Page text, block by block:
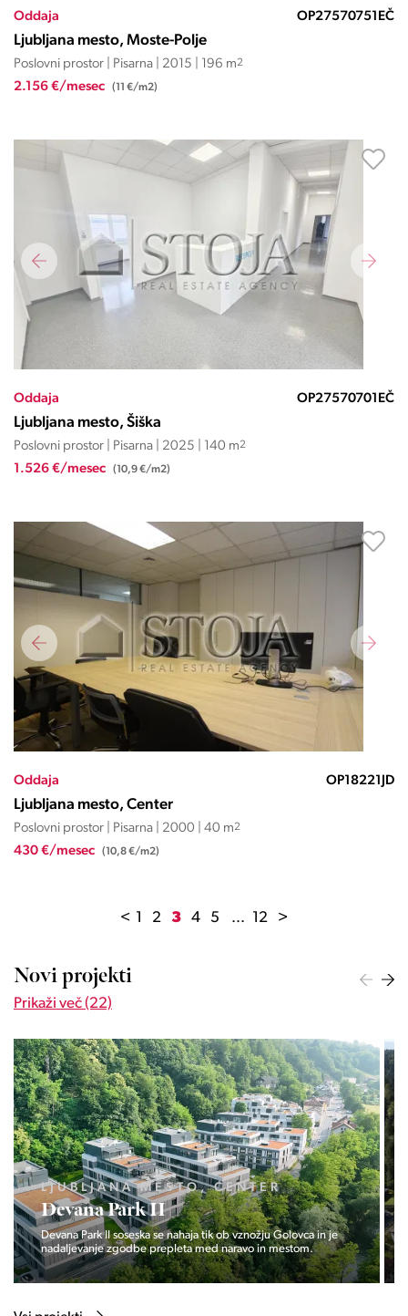
Oddaja OP27570751EČ
Ljubljana mesto, Moste-Polje
Poslovni prostor | Pisarna | 2015 | 196 m2
2.156 €/mesec (11 €/m2)
Oddaja OP27570701EČ
Ljubljana mesto, Šiška
Poslovni prostor | Pisarna | 2025 | 140 m2
1.526 €/mesec (10,9 €/m2)
Oddaja OP18221JD
Ljubljana mesto, Center
Poslovni prostor | Pisarna | 2000 | 40 m2
430 €/mesec (10,8 €/m2)
< 1 2 3 4 5 ... 12 >
Novi projekti
Prikaži več (22)
LJUBLJANA MESTO, ŠIŠKA, KOSEZE
Pod hribom
Projekt Pod hribom se je pričela gradnja eni izmed najbolj
zaželeni lokaciji v Ljubljani.